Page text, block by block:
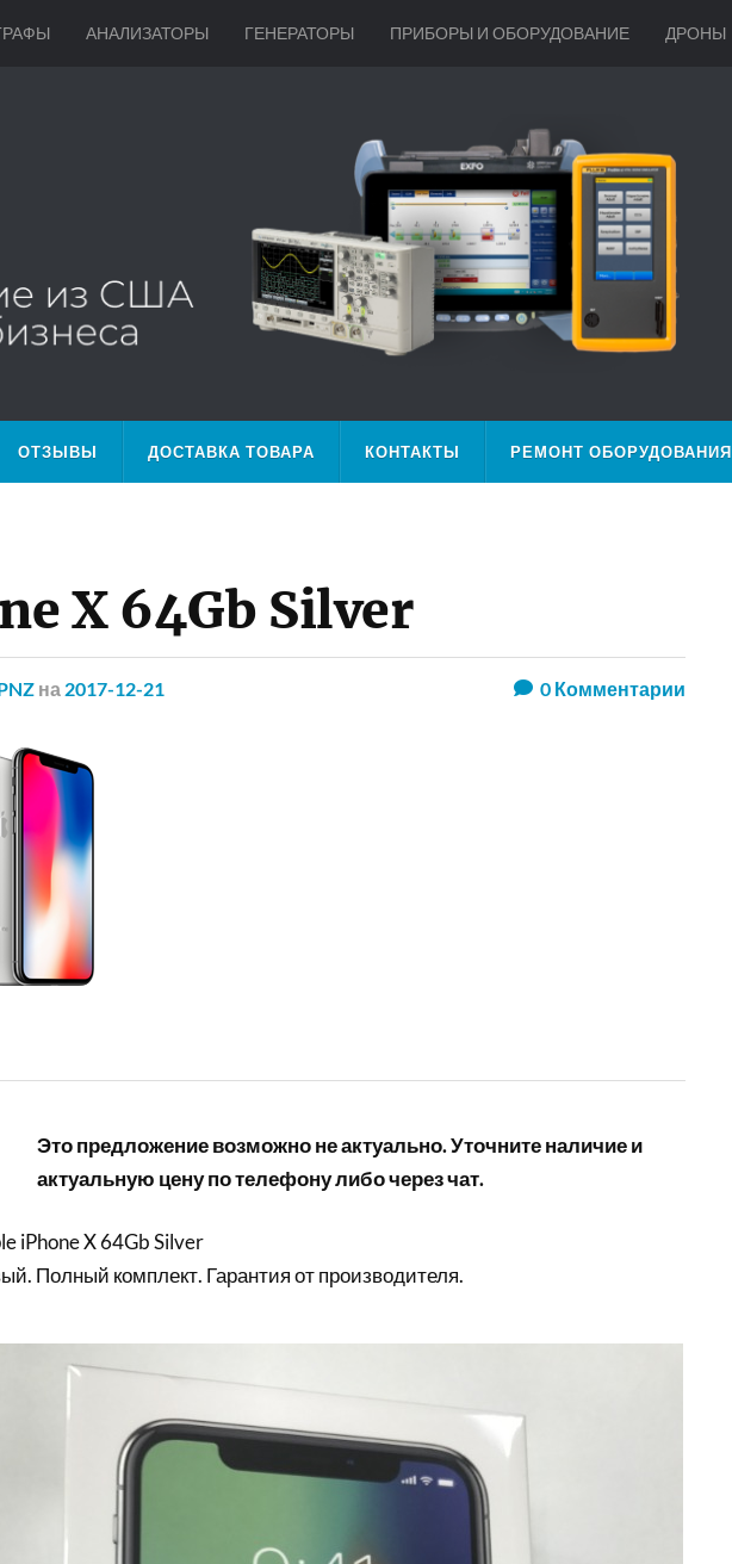
АНАЛИЗАТОРЫ ГЕНЕРАТОРЫ ПРИБОРЫ И ОБОРУДОВАНИЕ ДРОНЫ
ОТЗЫВЫ ДОСТАВКА ТОВАРА КОНТАКТЫ РЕМОНТ ОБОРУДОВАНИЯ
X 64Gb Silver
на 2017-12-21 0Комментарии
Это предложение возможно не актуально. Уточните наличие и
актуальную цену по телефону либо через чат.
iPhone X 64Gb Silver
Полный комплект. Гарантия от производителя.